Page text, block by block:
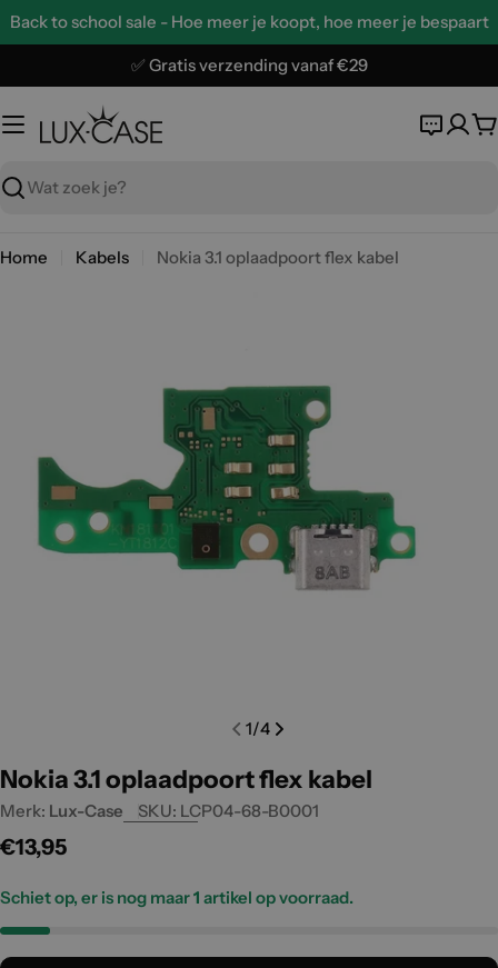
Ga
inhoud
Back to school sale - Hoe meer je koopt, hoe meer je bespaart
✅ Gratis verzending vanaf €29
Zoeken
Home Kabels Nokia 3.1 oplaadpoort flex kabel
Open media 0 in modal
1/4
Nokia 3.1 oplaadpoort flex kabel
Merk: Lux-Case SKU: LCP04-68-B0001
Normale
€13,95
Schiet op, er is nog maar1 artikel op voorraad.